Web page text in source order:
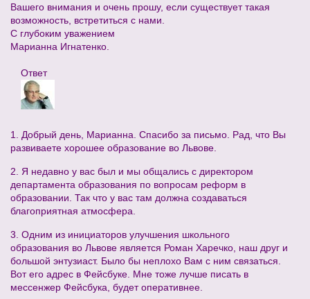
Вашего внимания и очень прошу, если существует такая
возможность, встретиться с нами.
С глубоким уважением
Марианна Игнатенко.
Ответ
1. Добрый день, Марианна. Спасибо за письмо. Рад, что Вы
развиваете хорошее образование во Львове.
2. Я недавно у вас был и мы общались с директором
департамента образования по вопросам реформ в
образовании. Так что у вас там должна создаваться
благоприятная атмосфера.
3. Одним из инициаторов улучшения школьного
образования во Львове является Роман Харечко, наш друг и
большой энтузиаст. Было бы неплохо Вам с ним связаться.
Вот его адрес в Фейсбуке. Мне тоже лучше писать в
мессенжер Фейсбука, будет оперативнее.